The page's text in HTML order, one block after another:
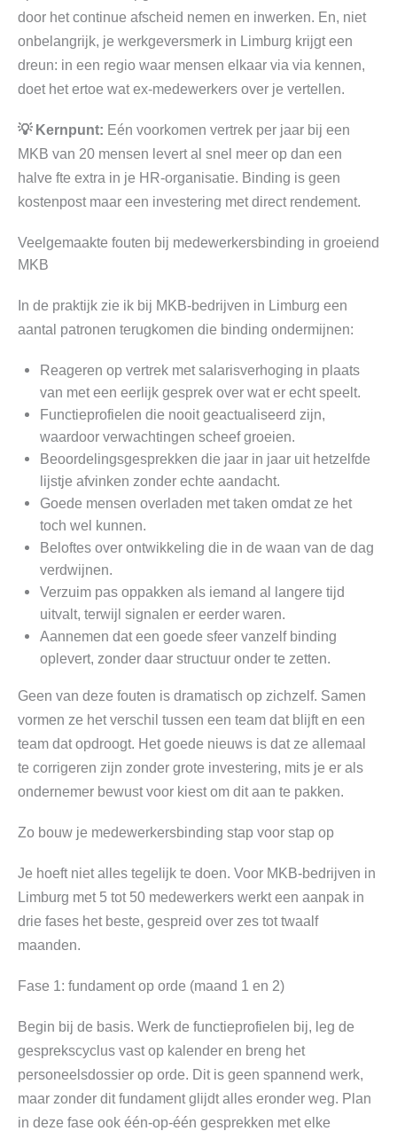
door het continue afscheid nemen en inwerken. En, niet
onbelangrijk, je werkgeversmerk in Limburg krijgt een
dreun: in een regio waar mensen elkaar via via kennen,
doet het ertoe wat ex-medewerkers over je vertellen.
💡 Kernpunt: Eén voorkomen vertrek per jaar bij een
MKB van 20 mensen levert al snel meer op dan een
halve fte extra in je HR-organisatie. Binding is geen
kostenpost maar een investering met direct rendement.
Veelgemaakte fouten bij medewerkersbinding in groeiend
MKB
In de praktijk zie ik bij MKB-bedrijven in Limburg een
aantal patronen terugkomen die binding ondermijnen:
Reageren op vertrek met salarisverhoging in plaats
van met een eerlijk gesprek over wat er echt speelt.
Functieprofielen die nooit geactualiseerd zijn,
waardoor verwachtingen scheef groeien.
Beoordelingsgesprekken die jaar in jaar uit hetzelfde
lijstje afvinken zonder echte aandacht.
Goede mensen overladen met taken omdat ze het
toch wel kunnen.
Beloftes over ontwikkeling die in de waan van de dag
verdwijnen.
Verzuim pas oppakken als iemand al langere tijd
uitvalt, terwijl signalen er eerder waren.
Aannemen dat een goede sfeer vanzelf binding
oplevert, zonder daar structuur onder te zetten.
Geen van deze fouten is dramatisch op zichzelf. Samen
vormen ze het verschil tussen een team dat blijft en een
team dat opdroogt. Het goede nieuws is dat ze allemaal
te corrigeren zijn zonder grote investering, mits je er als
ondernemer bewust voor kiest om dit aan te pakken.
Zo bouw je medewerkersbinding stap voor stap op
Je hoeft niet alles tegelijk te doen. Voor MKB-bedrijven in
Limburg met 5 tot 50 medewerkers werkt een aanpak in
drie fases het beste, gespreid over zes tot twaalf
maanden.
Fase 1: fundament op orde (maand 1 en 2)
Begin bij de basis. Werk de functieprofielen bij, leg de
gesprekscyclus vast op kalender en breng het
personeelsdossier op orde. Dit is geen spannend werk,
maar zonder dit fundament glijdt alles eronder weg. Plan
in deze fase ook één-op-één gesprekken met elke